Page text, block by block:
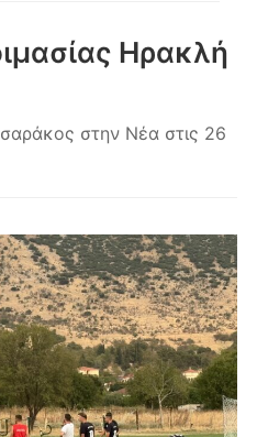
Ηρακλή
στην Νέαστις 26